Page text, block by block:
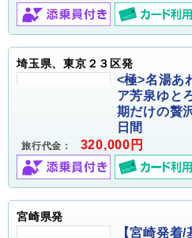
埼玉県、東京２３区発
<極>名湯あ
ア芳泉ゆと
期だけの贅
日間
旅行代金： 320,000円
宮崎県発
【宮崎発着